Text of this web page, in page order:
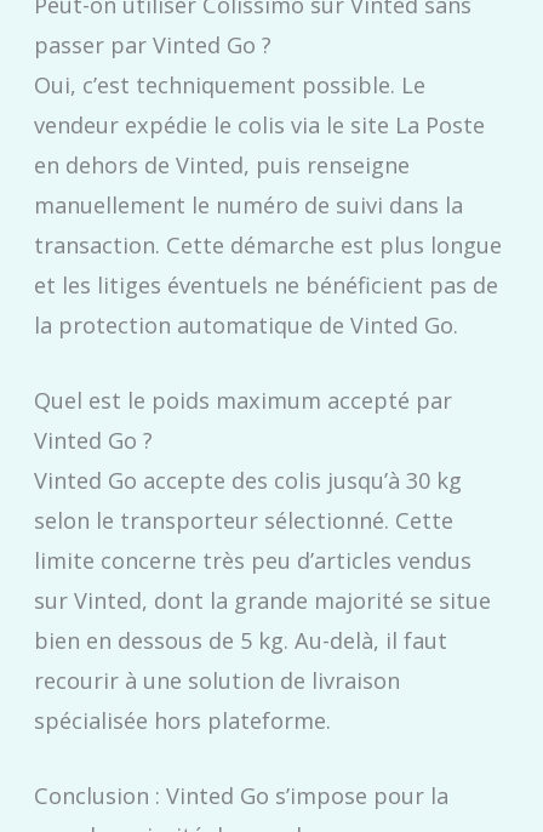
passer par Vinted Go ?
Oui, c’est techniquement possible. Le
vendeur expédie le colis via le site La Poste
en dehors de Vinted, puis renseigne
manuellement le numéro de suivi dans la
transaction. Cette démarche est plus longue
et les litiges éventuels ne bénéficient pas de
la protection automatique de Vinted Go.
Quel est le poids maximum accepté par
Vinted Go ?
Vinted Go accepte des colis jusqu’à 30 kg
selon le transporteur sélectionné. Cette
limite concerne très peu d’articles vendus
sur Vinted, dont la grande majorité se situe
bien en dessous de 5 kg. Au-delà, il faut
recourir à une solution de livraison
spécialisée hors plateforme.
Conclusion : Vinted Go s’impose pour la